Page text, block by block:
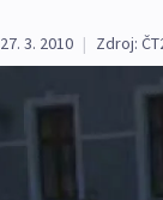
27. 3. 2010 | Zdroj: